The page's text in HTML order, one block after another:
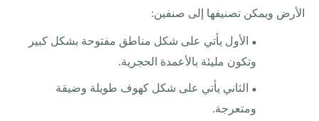
الأرض ويمكن تصنيفها إلى صنفين:
الأول يأتي على شكل مناطق مفتوحة بشكل كبير
وتكون مليئة بالأعمدة الحجرية.
الثاني يأتي على شكل كهوف طويلة وضيقة
ومتعرجة.